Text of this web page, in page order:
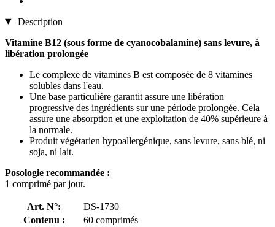
Description
Vitamine B12 (sous forme de cyanocobalamine) sans levure, à
libération prolongée
Le complexe de vitamines B est composée de 8 vitamines
solubles dans l'eau.
Une base particulière garantit assure une libération
progressive des ingrédients sur une période prolongée. Cela
assure une absorption et une exploitation de 40% supérieure à
la normale.
Produit végétarien hypoallergénique, sans levure, sans blé, ni
soja, ni lait.
Posologie recommandée :
1 comprimé par jour.
Art. N°:
DS-1730
Contenu :
60 comprimés